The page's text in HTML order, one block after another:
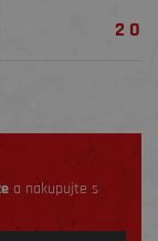
2
a nakupujte s